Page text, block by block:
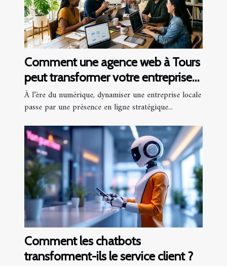
Comment une agence web à Tours
peut transformer votre entreprise
locale
À l’ère du numérique, dynamiser une entreprise locale
passe par une présence en ligne stratégique...
Comment les chatbots
transforment-ils le service client ?